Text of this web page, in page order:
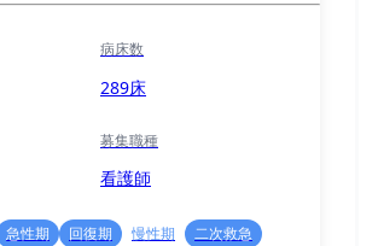
病床数
289床
募集職種
看護師
急性期 回復期 慢性期
二次救急